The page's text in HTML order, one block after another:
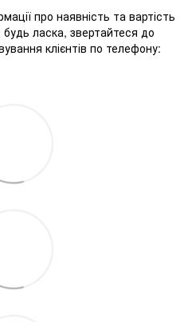
про наявність та вартість
будь ласка, звертайтеся до
клієнтів по телефону: